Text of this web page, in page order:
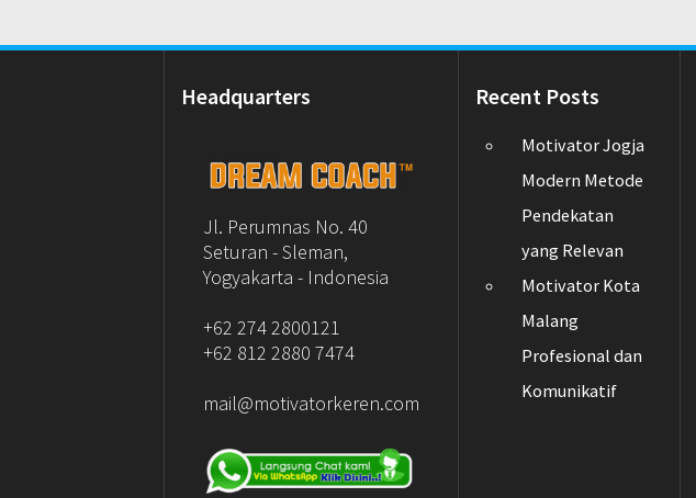
Headquarters
Jl. Perumnas No. 40
Seturan - Sleman,
Yogyakarta - Indonesia
+62 274 2800121
+62 812 2880 7474
mail@motivatorkeren.com
Recent Posts
Motivator Jogja
Modern Metode
Pendekatan
yang Relevan
Motivator Kota
Malang
Profesional dan
Komunikatif